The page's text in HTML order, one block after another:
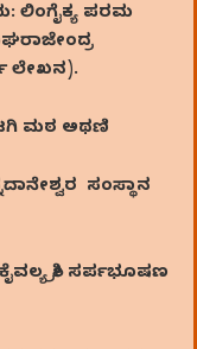
ಲಿಂಗೈಕ್ಯ ಪರಮ
ಲೇಖನ).
ಮಠ ಅಥಣಿ
ಸಂಸ್ಥಾನ
ಶ್ರೀ ಸರ್ಪಭೂಷಣ